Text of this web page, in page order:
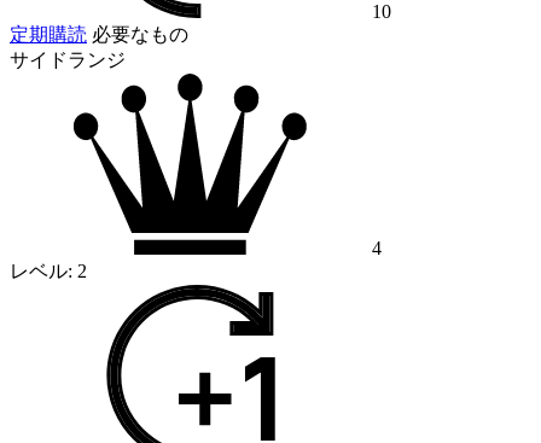
10
定期購読 必要なもの
サイドランジ
4
レベル: 2